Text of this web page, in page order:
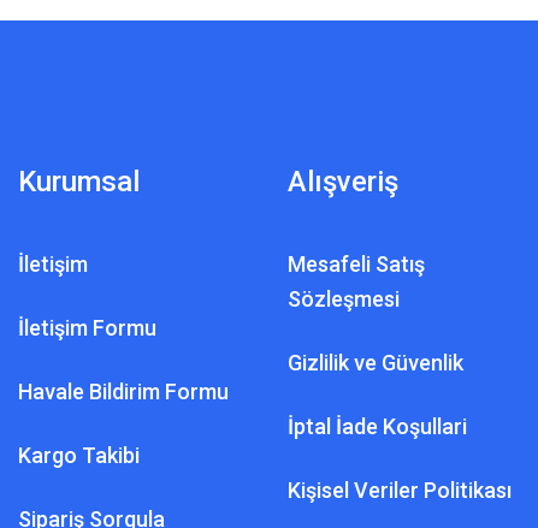
Kurumsal
İletişim
İletişim Formu
Havale Bildirim Formu
Kargo Takibi
Sipariş Sorgula
Alışveriş
Mesafeli Satış
Sözleşmesi
Gizlilik ve Güvenlik
İptal İade Koşullari
Kişisel Veriler Politikası